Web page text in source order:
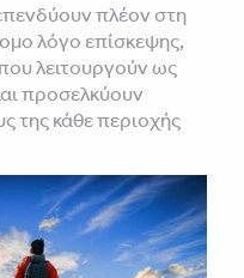
πλέον στη
λόγο επίσκεψης,
λειτουργούν ως
προσελκύουν
της κάθε περιοχής